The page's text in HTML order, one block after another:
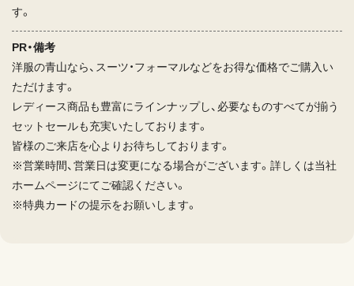
す。
PR・備考
洋服の青山なら、スーツ・フォーマルなどをお得な価格でご購入い
ただけます。
レディース商品も豊富にラインナップし、必要なものすべてが揃う
セットセールも充実いたしております。
皆様のご来店を心よりお待ちしております。
※営業時間、営業日は変更になる場合がございます。詳しくは当社
ホームページにてご確認ください。
※特典カードの提示をお願いします。